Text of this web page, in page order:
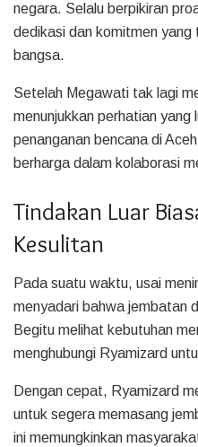
negara. Selalu berpikiran
dedikasi dan komitmen yang
bangsa.
Setelah Megawati tak lagi
menunjukkan perhatian
penanganan bencana di
berharga dalam kolaborasi
Tindakan Luar
Kesulitan
Pada suatu waktu, usai
menyadari bahwa jembatan
Begitu melihat kebutuhan
menghubungi Ryamizard
Dengan cepat, Ryamizard
untuk segera memasang
ini memungkinkan